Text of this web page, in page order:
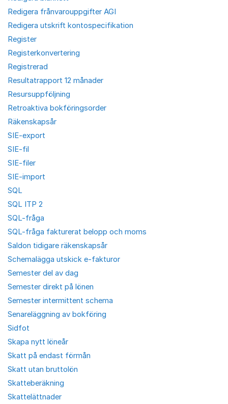
Redigera frånvarouppgifter AGI
Redigera utskrift kontospecifikation
Register
Registerkonvertering
Registrerad
Resultatrapport 12 månader
Resursuppföljning
Retroaktiva bokföringsorder
Räkenskapsår
SIE-export
SIE-fil
SIE-filer
SIE-import
SQL
SQL ITP 2
SQL-fråga
SQL-fråga fakturerat belopp och moms
Saldon tidigare räkenskapsår
Schemalägga utskick e-fakturor
Semester del av dag
Semester direkt på lönen
Semester intermittent schema
Senareläggning av bokföring
Sidfot
Skapa nytt löneår
Skatt på endast förmån
Skatt utan bruttolön
Skatteberäkning
Skattelättnader